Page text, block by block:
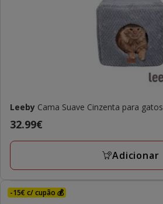
Leeby Cama Suave Cinzenta para gatos
Preço
32.99€
32.99€
Adicionar
-15€ c/ cupão 💰